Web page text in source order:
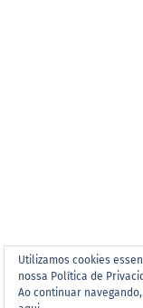
Utilizamos cookies
nossa Política de
Ao continuar